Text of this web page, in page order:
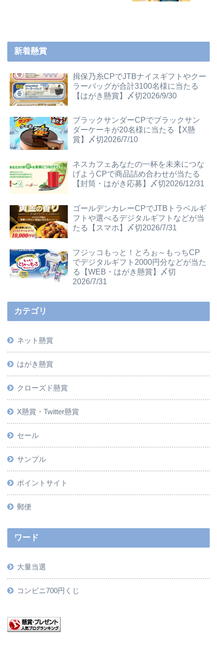
新着懸賞
揖保乃糸CPでJTBナイスギフトやクー
ラーバッグが合計3100名様に当たる
【はがき懸賞】〆切2026/9/30
ブラックサンダーCPでブラックサン
ダーケーキが20名様に当たる【X懸
賞】〆切2026/7/10
ネスカフェあなたの一杯を未来につな
げようCPで商品詰め合わせが当たる
【封筒・はがき応募】〆切2026/12/31
ゴールデンカレーCPでJTBトラベルギ
フトや選べるデジタルギフトなどが当
たる【スマホ】〆切2026/7/31
フジッコもっと！とろぉ～もっちCP
でデジタルギフト2000円分などが当た
る【WEB・はがき懸賞】〆切
2026/7/31
カテゴリ
ネット懸賞
はがき懸賞
クローズド懸賞
X懸賞・Twitter懸賞
セール
サンプル
ポイントサイト
郵便
ワード
大量当選
コンビニ700円くじ